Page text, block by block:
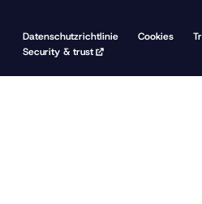
Datenschutzrichtlinie Cookies
Security & trust